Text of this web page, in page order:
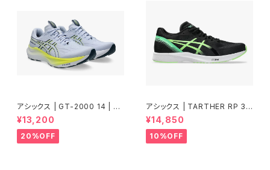
アシックス | GT-2000 14 | BL
UE FADE/TRANQUIL TEAL |
Men
¥13,200
20%OFF
アシックス | TARTHER RP 3 |
BLACK/ILLUMINATE GREEN
| Men
¥14,850
10%OFF